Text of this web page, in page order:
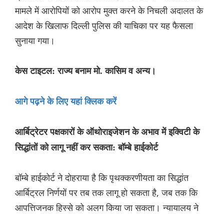
मामले में आरोपियों को आरोप मुक्त करने के निचली अदालत के
आदेश के खिलाफ दिल्ली पुलिस की याचिका पर यह फैसला
सुनाया गया।
केस टाइटल: राज्य बनाम मो. कासिम व अन्य।
आगे पढ़ने के लिए यहां क्लिक करें
आर्बिट्रेटर पक्षकारों के ऑथोराइजेशन के अभाव में इक्विटी के
सिद्धांतों को लागू नहीं कर सकता: बॉम्बे हाईकोर्ट
बॉम्बे हाईकोर्ट ने दोहराया है कि पृथक्करणीयता का सिद्धांत
आर्बिट्रल निर्णयों पर तब तक लागू हो सकता है, जब तक कि
आपत्तिजनक हिस्से को अलग किया जा सकता। न्यायालय ने